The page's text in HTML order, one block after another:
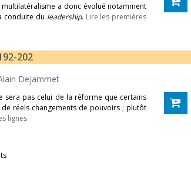
a donc évolué notamment
conduite du leadership. Lire les premières
202
Dejammet
sera pas celui de la réforme que certains
réels changements de pouvoirs ; plutôt
lignes